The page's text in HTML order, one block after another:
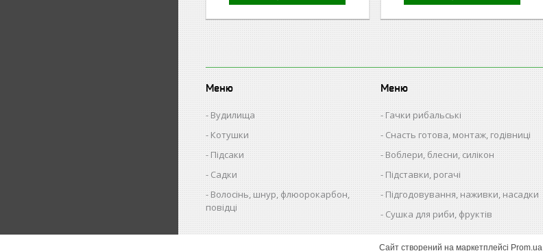
Меню
Вудилища
Котушки
Підсаки
Садки
Волосінь, шнур, флюорокарбон,
повідці
Меню
Гачки рибальські
Снасть готова, монтаж, годівниці
Воблери, блесни, силікон
Підставки, рогачі
Підгодовування, наживки, насадки
Сушка для риби, фруктів
Сайт створений на маркетплейсі Prom.ua